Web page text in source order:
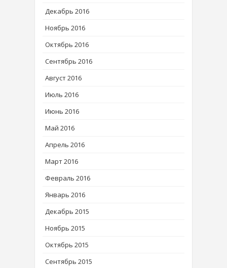
Декабрь 2016
Ноябрь 2016
Октябрь 2016
Сентябрь 2016
Август 2016
Июль 2016
Июнь 2016
Май 2016
Апрель 2016
Март 2016
Февраль 2016
Январь 2016
Декабрь 2015
Ноябрь 2015
Октябрь 2015
Сентябрь 2015